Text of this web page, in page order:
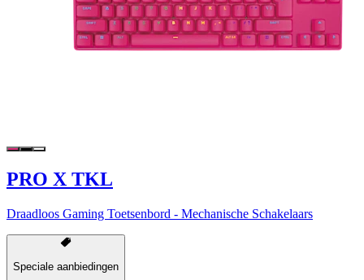
PRO X TKL
Draadloos Gaming Toetsenbord - Mechanische Schakelaars
Speciale aanbiedingen